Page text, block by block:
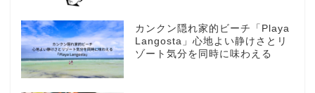
カンクン隠れ家的ビーチ「Playa
Langosta」心地よい静けさとリ
ゾート気分を同時に味わえる